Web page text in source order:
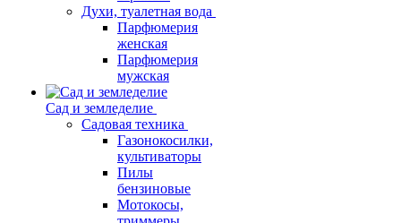
Духи, туалетная вода
Парфюмерия
женская
Парфюмерия
мужская
Сад и земледелие
Садовая техника
Газонокосилки,
культиваторы
Пилы
бензиновые
Мотокосы,